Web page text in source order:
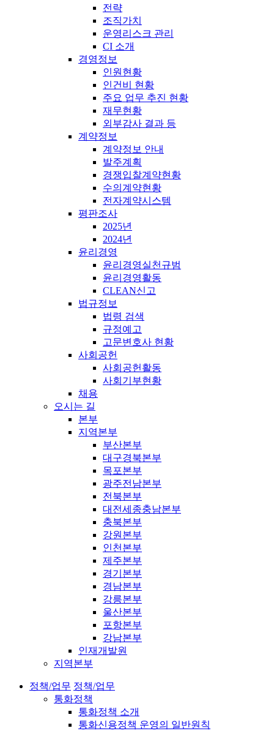
전략
조직가치
운영리스크 관리
CI 소개
경영정보
인원현황
인건비 현황
주요 업무 추진 현황
재무현황
외부감사 결과 등
계약정보
계약정보 안내
발주계획
경쟁입찰계약현황
수의계약현황
전자계약시스템
평판조사
2025년
2024년
윤리경영
윤리경영실천규범
윤리경영활동
CLEAN신고
법규정보
법령 검색
규정예고
고문변호사 현황
사회공헌
사회공헌활동
사회기부현황
채용
오시는 길
본부
지역본부
부산본부
대구경북본부
목포본부
광주전남본부
전북본부
대전세종충남본부
충북본부
강원본부
인천본부
제주본부
경기본부
경남본부
강릉본부
울산본부
포항본부
강남본부
인재개발원
지역본부
정책/업무 정책/업무
통화정책
통화정책 소개
통화신용정책 운영의 일반원칙